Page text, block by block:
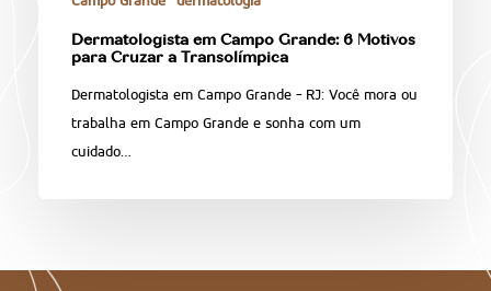
Dermatologista em Campo Grande: 6 Motivos
para Cruzar a Transolímpica
Dermatologista em Campo Grande - RJ: Você mora ou
trabalha em Campo Grande e sonha com um
cuidado…